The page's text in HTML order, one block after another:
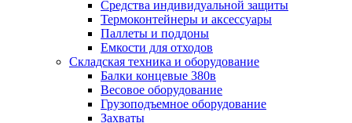
Средства индивидуальной защиты
Термоконтейнеры и аксессуары
Паллеты и поддоны
Емкости для отходов
Складская техника и оборудование
Балки концевые 380в
Весовое оборудование
Грузоподъемное оборудование
Захваты